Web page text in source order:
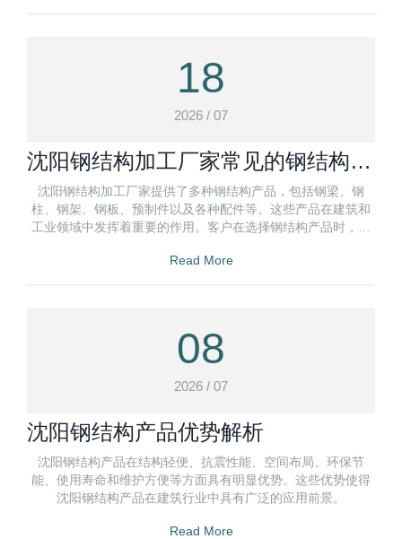
18
2026 / 07
沈阳钢结构加工厂家常见的钢结构产
品
沈阳钢结构加工厂家提供了多种钢结构产品，包括钢梁、钢
柱、钢架、钢板、预制件以及各种配件等。这些产品在建筑和
工业领域中发挥着重要的作用。客户在选择钢结构产品时，可
Read More
08
2026 / 07
沈阳钢结构产品优势解析
沈阳钢结构产品在结构轻便、抗震性能、空间布局、环保节
能、使用寿命和维护方便等方面具有明显优势。这些优势使得
沈阳钢结构产品在建筑行业中具有广泛的应用前景。
Read More